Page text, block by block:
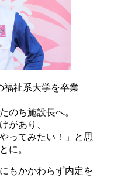
福祉系大学を卒業
のち施設長へ。
があり、
ってみたい！」と思
に。
もかかわらず内定を